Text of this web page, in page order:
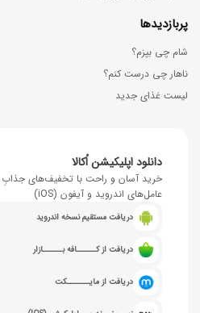
پربازدیدها
شام چی بپزم؟
ناهار چی درست کنم؟
لیست غذای جدید
دانلود اپلیکیشن اُکالا
خرید آسان و راحت با تخفیف‌های جذابِ
عامل‌های اندروید و آیفون (iOS)
دریافت مستقیم نسخه اندروید
دریافت از کــــــافه بــــــازار
دریافت از مایـــــــکت